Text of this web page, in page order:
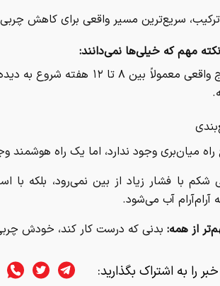
سریع‌ترین مسیر واقعی برای کاهش
مهم که خیلی‌ها نمی‌دانند:
نتایج واقعی معمولاً بین ۸
میان‌بری وجود ندارد، اما یک راه هوشمند
شکم با فشار زیاد از بین نمی‌رود، بلکه با
آرام‌آرام آب می‌شود.
از همه: بدنی که درست کار کند، خودش چ
را به اشتراک بگذارید: